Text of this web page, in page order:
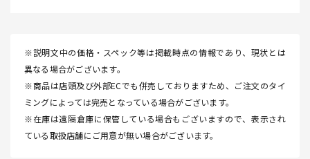
※説明文中の価格・スペック等は掲載時点の情報であり、現状とは
異なる場合がございます。
※商品は店頭及び外部ECでも併売しておりますため、ご注文のタイ
ミングによっては完売となっている場合がございます。
※在庫は遠隔倉庫に保管している場合もございますので、表示され
ている取扱店舗にご用意が無い場合がございます。